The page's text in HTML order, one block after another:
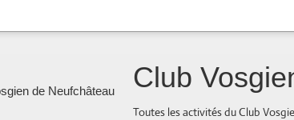
Club
Toutes les activités du Club